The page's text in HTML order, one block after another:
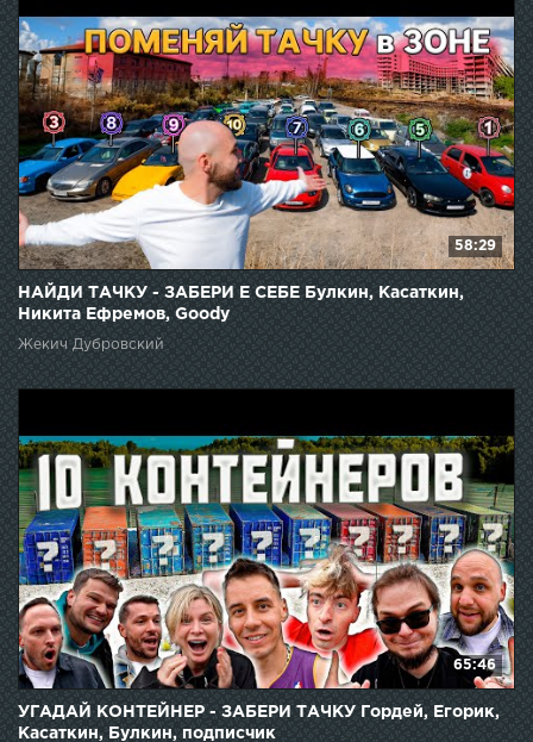
58:29
НАЙДИ ТАЧКУ - ЗАБЕРИ Е СЕБЕ Булкин, Касаткин,
Никита Ефремов, Goody
Жекич Дубровский
65:46
УГАДАЙ КОНТЕЙНЕР - ЗАБЕРИ ТАЧКУ Гордей, Егорик,
Касаткин, Булкин, подписчик